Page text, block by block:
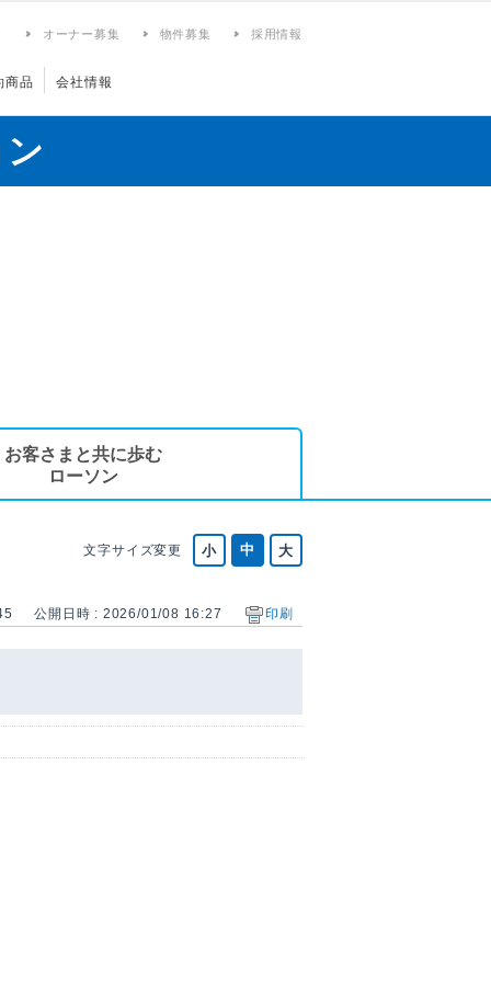
オーナー募集 物件募集 採用情報
商品 会社情報
お客さまと共に歩む
ローソン
文字サイズ変更
公開日時 : 2026/01/08 16:27 印刷